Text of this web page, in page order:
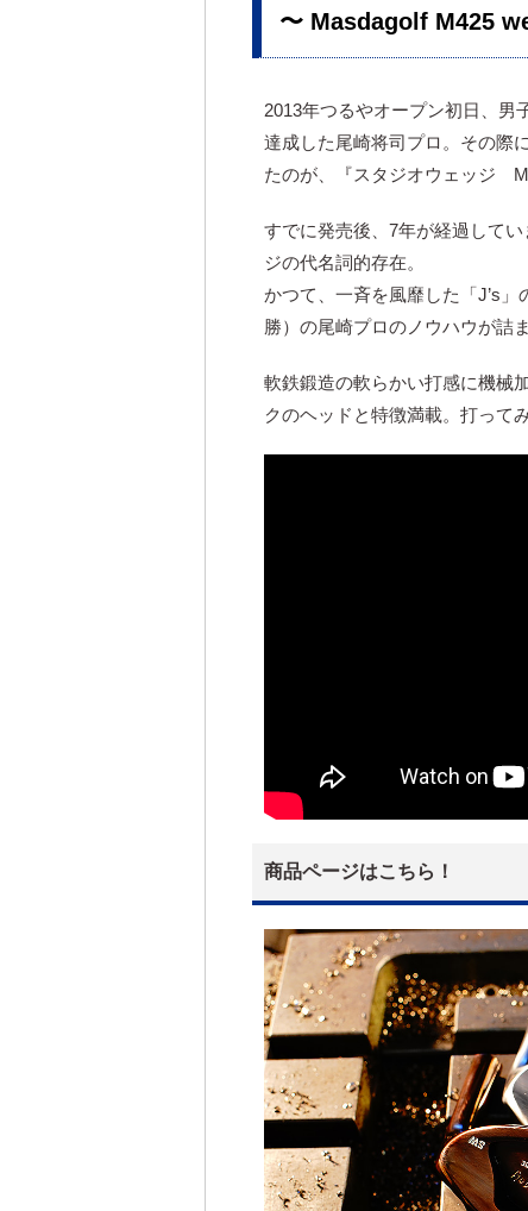
〜 Masdagolf M425
2013年つるやオープン初日、男
達成した尾崎将司プロ。その際
たのが、『スタジオウェッジ
すでに発売後、7年が経過して
ジの代名詞的存在。
かつて、一斉を風靡した「J’s
勝）の尾崎プロのノウハウが詰
軟鉄鍛造の軟らかい打感に機械
クのヘッドと特徴満載。打って
商品ページはこちら！